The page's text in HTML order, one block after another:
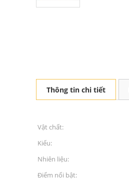
Thông tin chi tiết
Vật chất:
Kiểu:
Nhiên liệu:
Điểm nổi bật: